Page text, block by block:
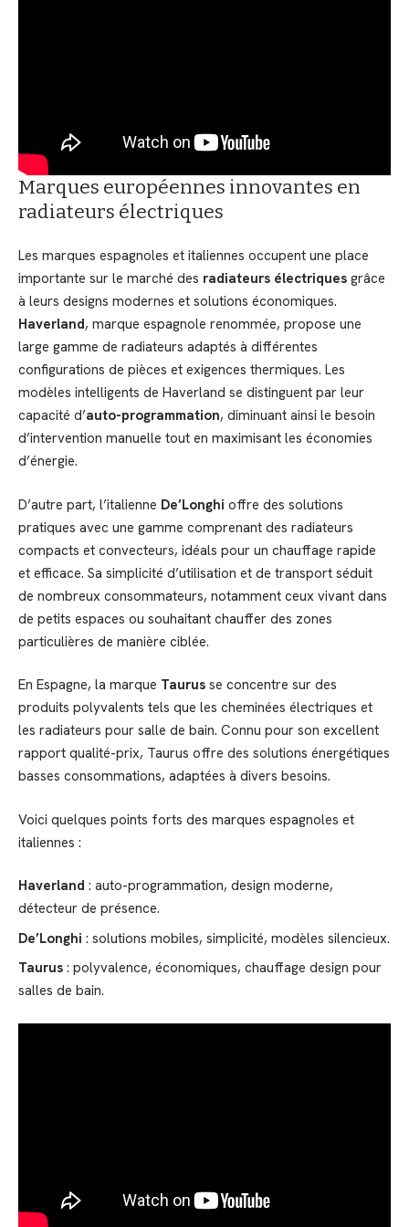
Marques européennes innovantes en
radiateurs électriques
Les marques espagnoles et italiennes occupent une place
importante sur le marché des radiateurs électriques grâce
à leurs designs modernes et solutions économiques.
Haverland, marque espagnole renommée, propose une
large gamme de radiateurs adaptés à différentes
configurations de pièces et exigences thermiques. Les
modèles intelligents de Haverland se distinguent par leur
capacité d’auto-programmation, diminuant ainsi le besoin
d’intervention manuelle tout en maximisant les économies
d’énergie.
D’autre part, l’italienne De’Longhi offre des solutions
pratiques avec une gamme comprenant des radiateurs
compacts et convecteurs, idéals pour un chauffage rapide
et efficace. Sa simplicité d’utilisation et de transport séduit
de nombreux consommateurs, notamment ceux vivant dans
de petits espaces ou souhaitant chauffer des zones
particulières de manière ciblée.
En Espagne, la marque Taurus se concentre sur des
produits polyvalents tels que les cheminées électriques et
les radiateurs pour salle de bain. Connu pour son excellent
rapport qualité-prix, Taurus offre des solutions énergétiques
basses consommations, adaptées à divers besoins.
Voici quelques points forts des marques espagnoles et
italiennes :
Haverland : auto-programmation, design moderne,
détecteur de présence.
De’Longhi : solutions mobiles, simplicité, modèles silencieux.
Taurus : polyvalence, économiques, chauffage design pour
salles de bain.